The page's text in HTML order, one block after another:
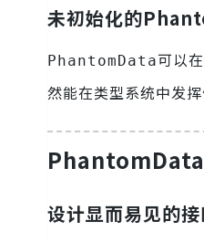
未初始化的
PhantomData可以
然能在类型系统中发挥
设计显而易见的接